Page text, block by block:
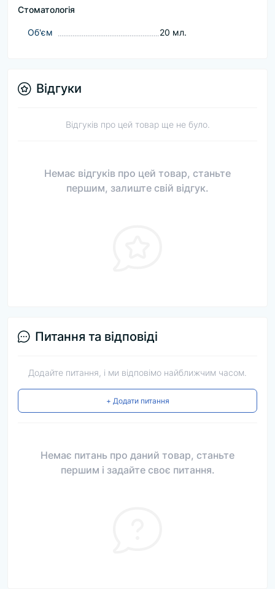
Стоматологія
Об'єм 20 мл.
Відгуки
Відгуків про цей товар ще не було.
Немає відгуків про цей товар, станьте
першим, залиште свій відгук.
Питання та відповіді
Додайте питання, і ми відповімо найближчим часом.
+ Додати питання
Немає питань про даний товар, станьте
першим і задайте своє питання.